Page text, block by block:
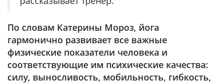
По словам Катерины Мороз, йога
гармонично развивает все важные
физические показатели человека и
соответствующие им психические качества:
силу, выносливость, мобильность, гибкость,